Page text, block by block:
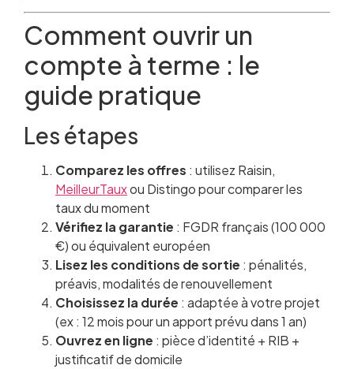
Comment ouvrir un
compte à terme : le
guide pratique
Les étapes
Comparez les offres : utilisez Raisin,
MeilleurTauxou Distingo pour comparer les
taux du moment
Vérifiez la garantie : FGDR français (100 000
€) ou équivalent européen
Lisez les conditions de sortie : pénalités,
préavis, modalités de renouvellement
Choisissez la durée : adaptée à votre projet
(ex : 12 mois pour un apport prévu dans 1 an)
Ouvrez en ligne : pièce d’identité + RIB +
justificatif de domicile